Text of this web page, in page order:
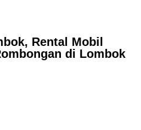
Rental Mobil
di Lombok